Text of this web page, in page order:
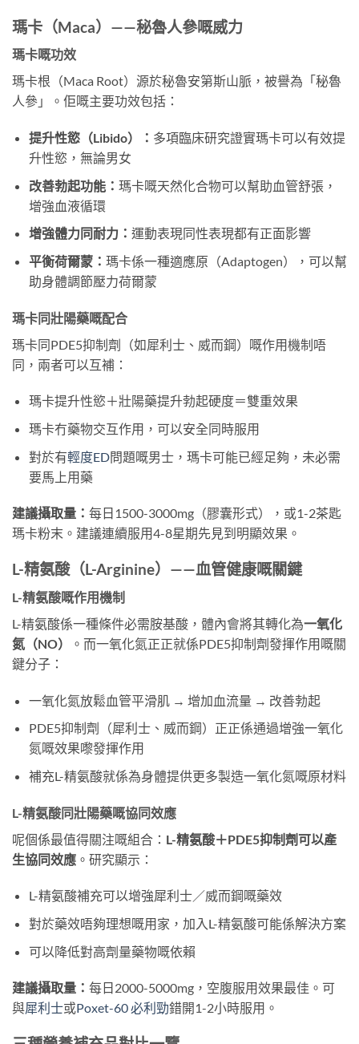
瑪卡（Maca）——秘魯人參嘅威力
瑪卡嘅功效
瑪卡根（Maca Root）源於秘魯安第斯山脈，被譽為「秘魯
人參」。佢嘅主要功效包括：
提升性慾（Libido）： 多項臨床研究證實瑪卡可以有效提
升性慾，無論男女
改善勃起功能： 瑪卡嘅天然化合物可以幫助血管舒張，
增強血液循環
增強體力同耐力： 運動表現同性表現都有正面影響
平衡荷爾蒙： 瑪卡係一種適應原（Adaptogen），可以幫
助身體調節壓力荷爾蒙
瑪卡同壯陽藥嘅配合
瑪卡同PDE5抑制劑（如犀利士、威而鋼）嘅作用機制唔
同，兩者可以互補：
瑪卡提升性慾＋壯陽藥提升勃起硬度＝雙重效果
瑪卡冇藥物交互作用，可以安全同時服用
對於有輕度ED問題嘅男士，瑪卡可能已經足夠，未必需
要馬上用藥
建議攝取量： 每日1500-3000mg（膠囊形式），或1-2茶匙
瑪卡粉末。建議連續服用4-8星期先見到明顯效果。
L-精氨酸（L-Arginine）——血管健康嘅關鍵
L-精氨酸嘅作用機制
L-精氨酸係一種條件必需胺基酸，體內會將其轉化為一氧化
氮（NO）
。而一氧化氮正正就係PDE5抑制劑發揮作用嘅關
鍵分子：
一氧化氮放鬆血管平滑肌 → 增加血流量 → 改善勃起
PDE5抑制劑（犀利士、威而鋼）正正係通過增強一氧化
氮嘅效果嚟發揮作用
補充L-精氨酸就係為身體提供更多製造一氧化氮嘅原材料
L-精氨酸同壯陽藥嘅協同效應
呢個係最值得關注嘅組合： L-精氨酸＋PDE5抑制劑可以產
生協同效應 。研究顯示：
L-精氨酸補充可以增強犀利士／威而鋼嘅藥效
對於藥效唔夠理想嘅用家，加入L-精氨酸可能係解決方案
可以降低對高劑量藥物嘅依賴
建議攝取量： 每日2000-5000mg，空腹服用效果最佳。可
與犀利士或Poxet-60 必利勁錯開1-2小時服用。